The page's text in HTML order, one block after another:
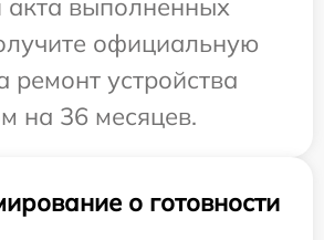
акта выполненных
официальную
ремонт устройства
на 36 месяцев.
о готовности